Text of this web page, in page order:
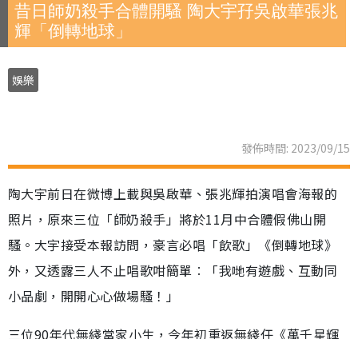
昔日師奶殺手合體開騷 陶大宇孖吳啟華張兆
輝「倒轉地球」
娛樂
發佈時間: 2023/09/15
陶大宇前日在微博上載與吳啟華、張兆輝拍演唱會海報的
照片，原來三位「師奶殺手」將於11月中合體假佛山開
騷。大宇接受本報訪問，豪言必唱「飲歌」《倒轉地球》
外，又透露三人不止唱歌咁簡單︰「我哋有遊戲、互動同
小品劇，開開心心做場騷！」
三位90年代無綫當家小生，今年初重返無綫任《萬千星輝